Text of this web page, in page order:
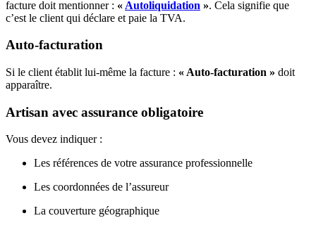
facture doit mentionner : « Autoliquidation ». Cela signifie que
c’est le client qui déclare et paie la TVA.
Auto-facturation
Si le client établit lui-même la facture : « Auto-facturation » doit
apparaître.
Artisan avec assurance obligatoire
Vous devez indiquer :
Les références de votre assurance professionnelle
Les coordonnées de l’assureur
La couverture géographique